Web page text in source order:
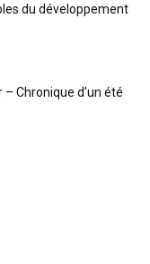
du développement
Chronique d’un été